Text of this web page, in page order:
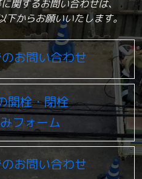
関するお問い合わせは、
からお願いいたします。
お問い合わせ
開栓・閉栓
フォーム
お問い合わせ